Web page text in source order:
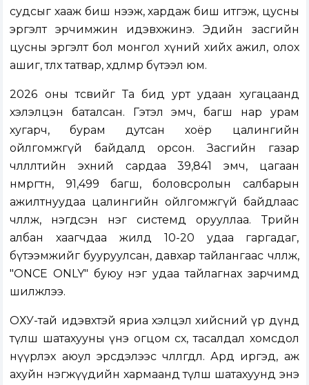
судсыг хааж биш нээж, хардаж биш итгэж, цусны
эргэлт эрчимжин идэвхжинэ. Эдийн засгийн
цусны эргэлт бол монгол хүний хийх ажил, олох
ашиг, төлөх татвар, хөдөлмөр бүтээл юм.
2026 оны төсвийг Та бид урт удаан хугацаанд
хэлэлцэн баталсан. Гэтэл эмч, багш нар урам
хугарч, бурам дутсан хоёр цалингийн
ойлгомжгүй байдалд орсон. Засгийн газар
чөлөөлөлтийн эхний сардаа 39,841 эмч, цагаан
нөмрөгтөн, 91,499 багш, боловсролын салбарын
ажилтнуудаа цалингийн ойлгомжгүй байдлаас
чөлөөлж, нэгдсэн нэг системд орууллаа. Төрийн
албан хаагчдаа жилд 10-20 удаа гаргадаг,
бүтээмжийг бууруулсан, давхар тайлангаас чөлөөлж,
"ONCE ONLY" буюу нэг удаа тайлагнах зарчимд
шилжлээ.
ОХУ-тай идэвхтэй яриа хэлцэл хийсний үр дүнд
түлш шатахууны үнэ огцом өсөх, тасалдал хомсдол
нүүрлэх аюул эрсдэлээс чөлөөлөгдлөө. Ард иргэд, аж
ахуйн нэгжүүдийн хармаанд түлш шатахуунд энэ